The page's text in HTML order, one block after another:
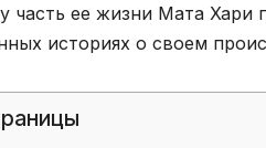
часть ее жизни Мата Хари
историях о своем